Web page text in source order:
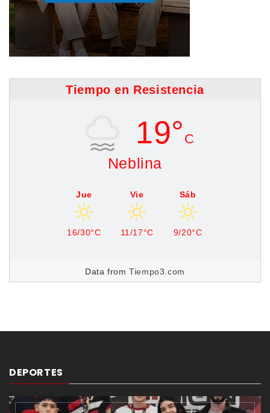
Tiempo en Resistencia
19° C
Neblina
Jue
16/30°C
Vie
11/17°C
Sáb
9/20°C
Data fromTiempo3.com
DEPORTES